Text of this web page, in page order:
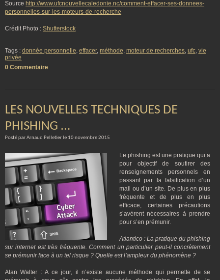
Source http://www.ufcnouvellecaledonie.nc/comment-effacer-ses-donnees-
personnelles-sur-les-moteurs-de-recherche
Crédit Photo : Shutterstock
Tags : donnée personnelle, effacer, méthode, moteur de recherches, ufc, vie
privée
0 Commentaire
LES NOUVELLES TECHNIQUES DE
PHISHING …
Posté par Arnaud Pelletier le 10 novembre 2015
Le phishing est une pratique qui a
pour objectif de soutirer des
renseignements personnels en
passant par la falsification d’un
mail ou d’un site. De plus en plus
fréquente et de plus en plus
efficace, certaines précautions
s’avèrent nécessaires à prendre
pour s’en prémunir.
Atlantico : La pratique du phishing
sur internet est très fréquente. Comment un particulier peut-il concrètement
se prémunir face à un tel risque ? Quelle est l’ampleur du phénomène ?
Alan Walter : A ce jour, il n’existe aucune méthode qui permette de se